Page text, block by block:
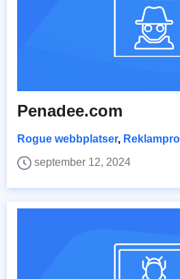
Penadee.com
Rogue webbplatser,
september 12, 2024